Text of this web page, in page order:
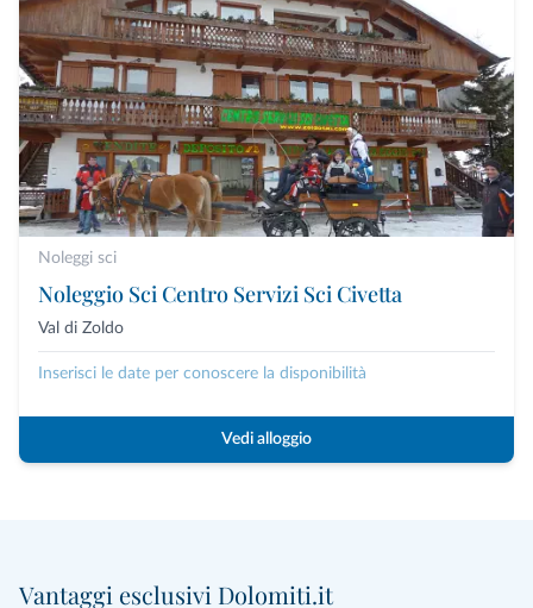
Noleggi sci
Noleggio Sci Centro Servizi Sci Civetta
Val di Zoldo
Inserisci le date per conoscere la disponibilità
Vedi alloggio
Vantaggi esclusivi Dolomiti.it